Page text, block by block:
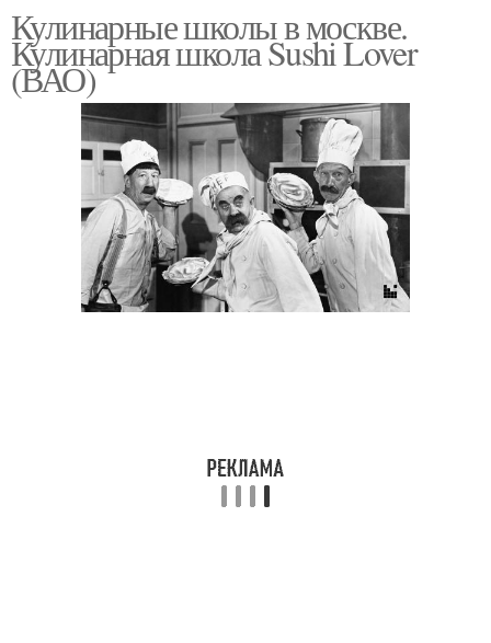
Кулинарные школы в москве.
Кулинарная школа Sushi Lover
(ВАО)